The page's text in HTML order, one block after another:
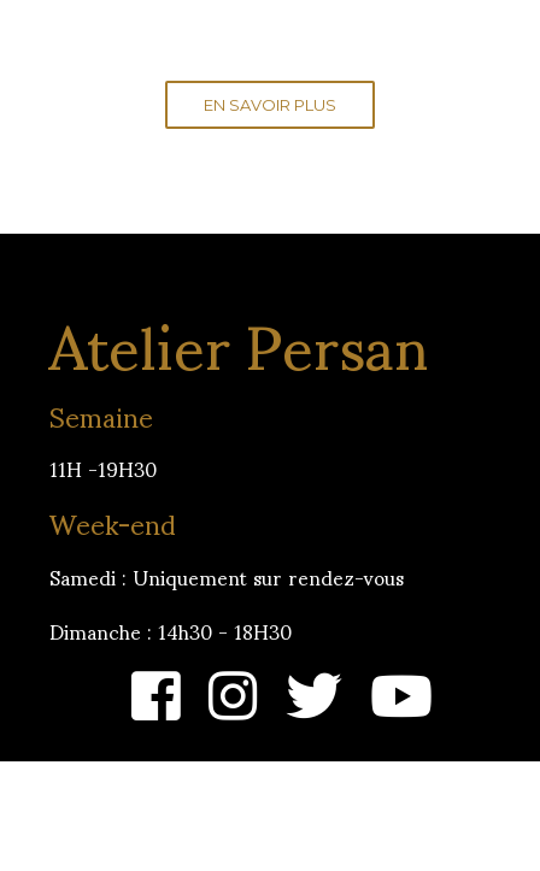
EN SAVOIR PLUS
Atelier Persan
Semaine
11H -19H30
Week-end
Samedi : Uniquement sur rendez-vous
Dimanche : 14h30 - 18H30